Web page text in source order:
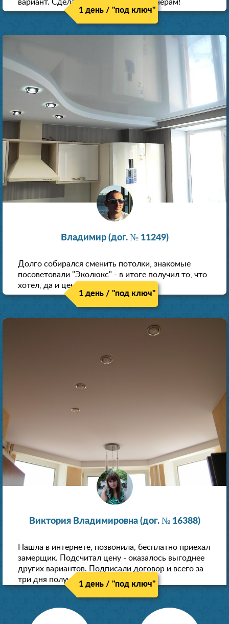
вариант. Сделали скидку как пенсионерам!
1 день / "под ключ"
Владимир (дог. № 11249)
Долго собирался сменить потолки, знакомые
посоветовали "Эколюкс" - в итоге получил то, что
хотел, да и цена нормальная.
1 день / "под ключ"
Виктория Владимировна (дог. № 16388)
Нашла в интернете, позвонила, бесплатно приехал
замерщик. Подсчитал цену - оказалось выгоднее
других вариантов. Подписали договор и всего за
три дня получили новые потолки!
1 день / "под ключ"